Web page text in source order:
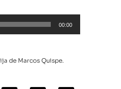
00:00
de Marcos Quispe.